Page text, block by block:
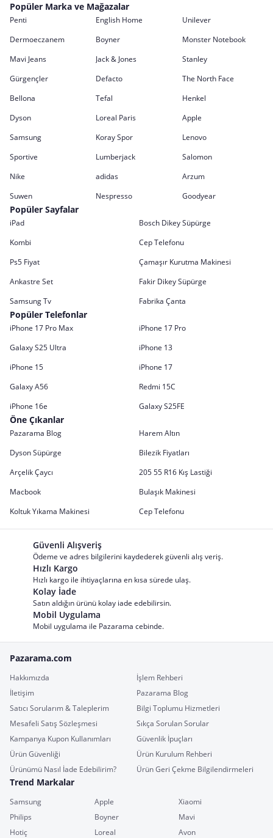
Popüler Marka ve Mağazalar
Penti English Home
Unilever
Dermoeczanem
Boyner
Monster Notebook
Mavi Jeans
Jack & Jones
Stanley
Gürgençler
Defacto
The North Face
Bellona
Tefal
Henkel
Dyson
Loreal Paris
Apple
Samsung
Koray Spor
Lenovo
Sportive
Lumberjack
Salomon
Nike
adidas
Arzum
Suwen
Nespresso Goodyear
Popüler Sayfalar
iPad
Bosch Dikey Süpürge
Kombi
Cep Telefonu
Ps5 Fiyat
Çamaşır Kurutma Makinesi
Ankastre Set
Fakir Dikey Süpürge
Samsung Tv
Fabrika Çanta
Popüler Telefonlar
iPhone 17 Pro Max
iPhone 17 Pro
Galaxy S25 Ultra
iPhone 13
iPhone 15
iPhone 17
Galaxy A56
Redmi 15C
iPhone 16e
Galaxy S25FE
Öne Çıkanlar
Pazarama Blog
Harem Altın
Dyson Süpürge
Bilezik Fiyatları
Arçelik Çaycı
205 55 R16 Kış Lastiği
Macbook
Bulaşık Makinesi
Koltuk Yıkama Makinesi
Cep Telefonu
Güvenli Alışveriş
Ödeme ve adres bilgilerini kaydederek güvenli alış veriş.
Hızlı Kargo
Hızlı kargo ile ihtiyaçlarına en kısa sürede ulaş.
Kolay İade
Satın aldığın ürünü kolay iade edebilirsin.
Mobil Uygulama
Mobil uygulama ile Pazarama cebinde.
Pazarama.com
Hakkımızda
İşlem Rehberi
İletişim
Pazarama Blog
Satıcı Sorularım & Taleplerim
Bilgi Toplumu Hizmetleri
Mesafeli Satış Sözleşmesi
Sıkça Sorulan Sorular
Kampanya Kupon Kullanımları
Güvenlik İpuçları
Ürün Güvenliği
Ürün Kurulum Rehberi
Ürünümü Nasıl İade Edebilirim?
Ürün Geri Çekme Bilgilendirmeleri
Trend Markalar
Samsung Apple
Xiaomi
Philips
Boyner
Mavi
Hotiç
Loreal
Avon